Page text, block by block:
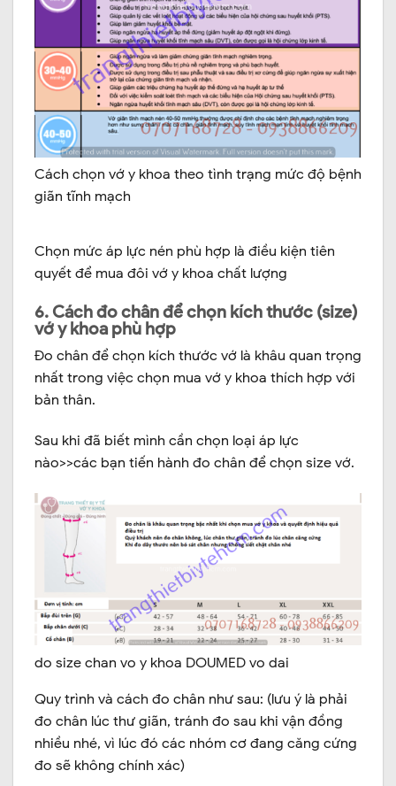
Cách chọn vớ y khoa theo tình trạng mức độ bệnh
giãn tĩnh mạch
Chọn mức áp lực nén phù hợp là điều kiện tiên
quyết để mua đôi vớ y khoa chất lượng
6. Cách đo chân để chọn kích thước (size)
vớ y khoa phù hợp
Đo chân để chọn kích thước vớ là khâu quan trọng
nhất trong việc chọn mua vớ y khoa thích hợp với
bản thân.
Sau khi đã biết mình cần chọn loại áp lực
nào>>các bạn tiến hành đo chân để chọn size vớ.
do size chan vo y khoa DOUMED vo dai
Quy trình và cách đo chân như sau: (lưu ý là phải
đo chân lúc thư giãn, tránh đo sau khi vận đồng
nhiều nhé, vì lúc đó các nhóm cơ đang căng cứng
đo sẽ không chính xác)